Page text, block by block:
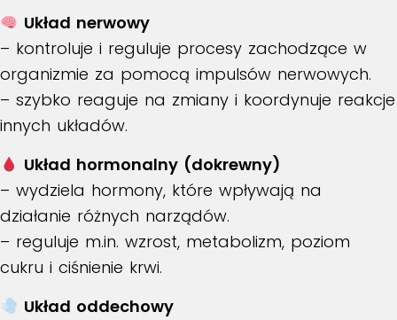
Układ nerwowy
– kontroluje i reguluje procesy zachodzące w
organizmie za pomocą impulsów nerwowych.
– szybko reaguje na zmiany i koordynuje reakcje
innych układów.
Układ hormonalny (dokrewny)
– wydziela hormony, które wpływają na
działanie różnych narządów.
– reguluje m.in. wzrost, metabolizm, poziom
cukru i ciśnienie krwi.
Układ oddechowy